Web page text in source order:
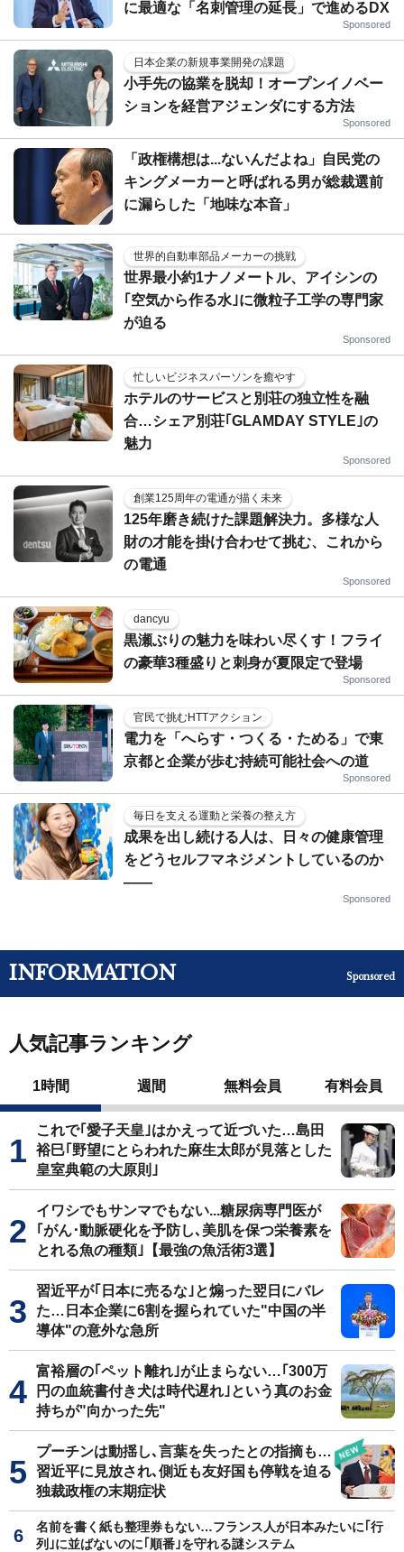
に最適な「名刺管理の延長」で進めるDX
Sponsored
日本企業の新規事業開発の課題
小手先の協業を脱却！オープンイノベー
ションを経営アジェンダにする方法
Sponsored
「政権構想は...ないんだよね」自民党の
キングメーカーと呼ばれる男が総裁選前
に漏らした「地味な本音」
世界的自動車部品メーカーの挑戦
世界最小約1ナノメートル、アイシンの
｢空気から作る水｣に微粒子工学の専門家
が迫る
Sponsored
忙しいビジネスパーソンを癒やす
ホテルのサービスと別荘の独立性を融
合…シェア別荘｢GLAMDAY STYLE｣の
魅力
Sponsored
創業125周年の電通が描く未来
125年磨き続けた課題解決力。多様な人
財の才能を掛け合わせて挑む、これから
の電通
Sponsored
dancyu
黒瀬ぶりの魅力を味わい尽くす！フライ
の豪華3種盛りと刺身が夏限定で登場
Sponsored
官民で挑むHTTアクション
電力を「へらす・つくる・ためる」で東
京都と企業が歩む持続可能社会への道
Sponsored
毎日を支える運動と栄養の整え方
成果を出し続ける人は、日々の健康管理
をどうセルフマネジメントしているのか
——
Sponsored
INFORMATION Sponsored
人気記事ランキング
1時間 週間 無料会員 有料会員
これで｢愛子天皇｣はかえって近づいた…島田
裕巳｢野望にとらわれた麻生太郎が見落とした
皇室典範の大原則｣
イワシでもサンマでもない...糖尿病専門医が
｢がん･動脈硬化を予防し､美肌を保つ栄養素を
とれる魚の種類｣【最強の魚活術3選】
習近平が｢日本に売るな｣と煽った翌日にバレ
た…日本企業に6割を握られていた"中国の半
導体"の意外な急所
富裕層の｢ペット離れ｣が止まらない…｢300万
円の血統書付き犬は時代遅れ｣という真のお金
持ちが"向かった先"
プーチンは動揺し､言葉を失ったとの指摘も…
習近平に見放され､側近も友好国も停戦を迫る
独裁政権の末期症状
名前を書く紙も整理券もない…フランス人が日本みたいに｢行
列｣に並ばないのに｢順番｣を守れる謎システム